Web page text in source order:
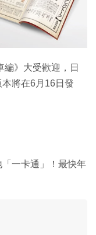
》大受歡迎，日
將在6月16日發
「一卡通」！最快年